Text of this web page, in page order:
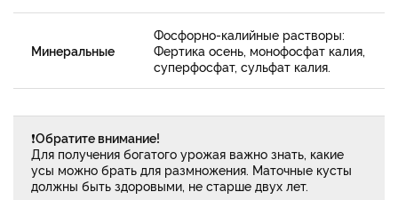
Минеральные
Фосфорно-калийные растворы:
Фертика осень, монофосфат калия,
суперфосфат, сульфат калия.
❗Обратите внимание!
Для получения богатого урожая важно знать, какие
усы можно брать для размножения. Маточные кусты
должны быть здоровыми, не старше двух лет.